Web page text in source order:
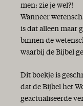
men: zie je wel?!
Wanneer
is dat alleen maar
binnen de
waarbij de Bijbel
Dit boekje is
dat de Bijbel het
geactualiseerde